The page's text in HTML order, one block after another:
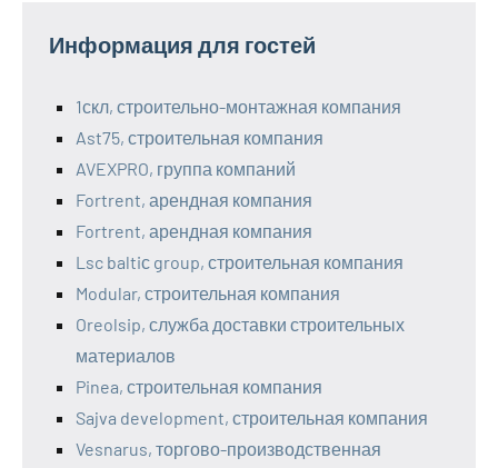
Информация для гостей
1скл, строительно-монтажная компания
Ast75, строительная компания
AVEXPRO, группа компаний
Fortrent, арендная компания
Fortrent, арендная компания
Lsc baltiс group, строительная компания
Modular, строительная компания
Oreolsip, служба доставки строительных
материалов
Pinea, строительная компания
Sajva development, строительная компания
Vesnarus, торгово-производственная